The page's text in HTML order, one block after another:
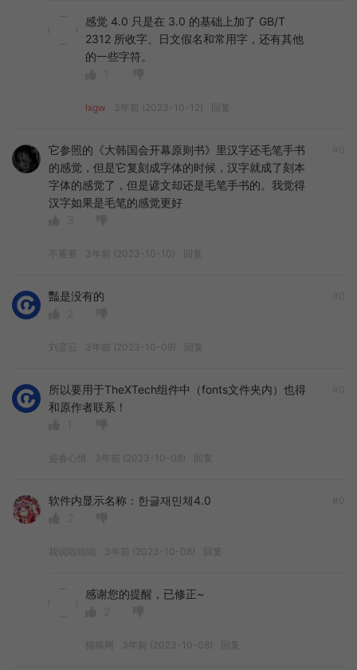
感觉 4.0 只是在 3.0 的基础上加了 GB/T
2312 所收字、日文假名和常用字，还有其他
的一些字符。
lxgw 3年前 (2023-10-12) 回复
它参照的《大韩国会开幕原则书》里汉字还毛笔手书
的感觉，但是它复刻成字体的时候，汉字就成了刻本
字体的感觉了，但是谚文却还是毛笔手书的。我觉得
汉字如果是毛笔的感觉更好
不重要 3年前 (2023-10-10) 回复
豔是没有的
刘彦云 3年前 (2023-10-09) 回复
所以要用于TheXTech组件中（fonts文件夹内）也得
和原作者联系！
迎春心情 3年前 (2023-10-08) 回复
软件内显示名称：한글재민체4.0
我说啦啦啦 3年前 (2023-10-08) 回复
感谢您的提醒，已修正~
猫啃网 3年前 (2023-10-08) 回复